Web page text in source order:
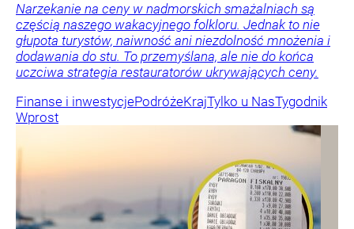
Narzekanie na ceny w nadmorskich smażalniach są
częścią naszego wakacyjnego folkloru. Jednak to nie
głupota turystów, naiwność ani niezdolność mnożenia i
dodawania do stu. To przemyślana, ale nie do końca
uczciwa strategia restauratorów ukrywających ceny.
Finanse i inwestycjePodróżeKrajTylko u NasTygodnik
Wprost